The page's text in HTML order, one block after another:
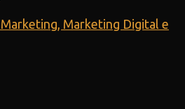
Marketing Digital e